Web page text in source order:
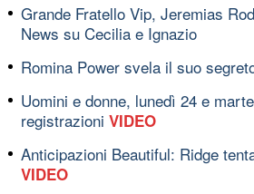
Grande Fratello Vip, Jeremias
News su Cecilia e Ignazio
Romina Power svela il suo
Uomini e donne, lunedì 24 e
registrazioni VIDEO
Anticipazioni Beautiful: Ridge
VIDEO